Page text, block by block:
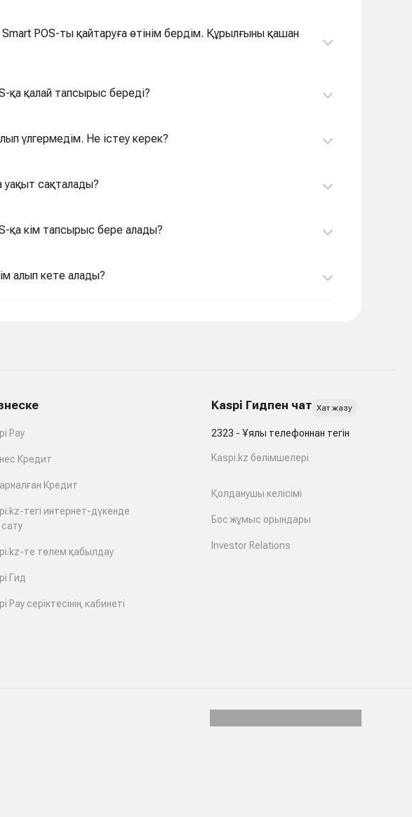
POS-ты қайтаруға өтінім бердім. Құрылғыны қашан
қа қалай тапсырыс береді?
үлгермедім. Не істеу керек?
уақыт сақталады?
қа кім тапсырыс бере алады?
алып кете алады?
Pay
Кредит
Кредит
тегі интернет-дүкенде
те төлем қабылдау
Гид
Pay серіктесінің кабинеті
Kaspi Гидпен чат Хат жазу
2323 - Ұялы телефоннан тегін
Kaspi.kz бөлімшелері
Қолданушы келісімі
Бос жұмыс орындары
Investor Relations